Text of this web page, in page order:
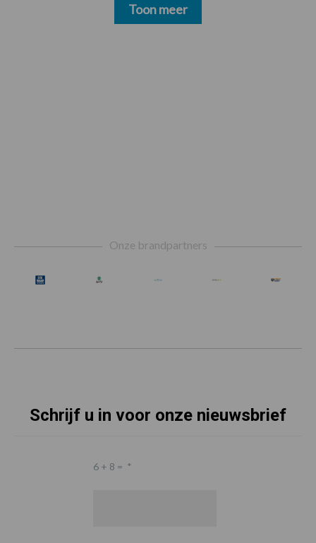
Toon meer
Onze brandpartners
Schrijf u in voor onze nieuwsbrief
6 + 8 = *